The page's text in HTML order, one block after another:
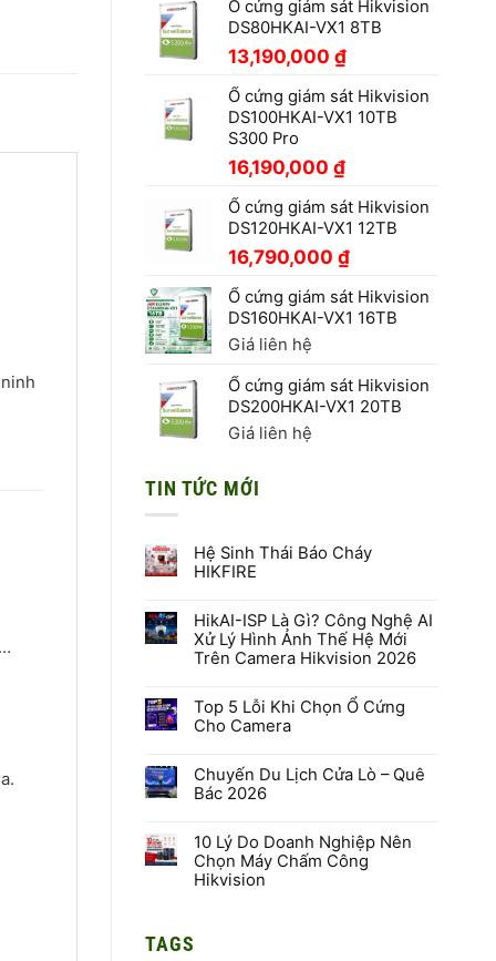
Ổ cứng giám sát Hikvision
DS80HKAI-VX1 8TB
13,190,000 ₫
Ổ cứng giám sát Hikvision
DS100HKAI-VX1 10TB
S300 Pro
16,190,000 ₫
Ổ cứng giám sát Hikvision
DS120HKAI-VX1 12TB
16,790,000 ₫
Ổ cứng giám sát Hikvision
DS160HKAI-VX1 16TB
Giá liên hệ
Ổ cứng giám sát Hikvision
DS200HKAI-VX1 20TB
Giá liên hệ
TIN TỨC MỚI
Hệ Sinh Thái Báo Cháy
HIKFIRE
bình
luận
ở
Hệ
Báo
Cháy
HIKFIRE
HikAI-ISP Là Gì? Công Nghệ AI
Xử Lý Hình Ảnh Thế Hệ Mới
Trên Camera Hikvision 2026
bình
luận
ở
Là
Gì?
Công
Xử
Lý
Hình
Ảnh
Camera
Top 5 Lỗi Khi Chọn Ổ Cứng
Cho Camera
bình
luận
ở
Lỗi
Khi
Chọn
Ổ
Chuyến Du Lịch Cửa Lò – Quê
Bác 2026
bình
luận
ở
Chuyến
–
10 Lý Do Doanh Nghiệp Nên
Chọn Máy Chấm Công
Hikvision
ở
TAGS